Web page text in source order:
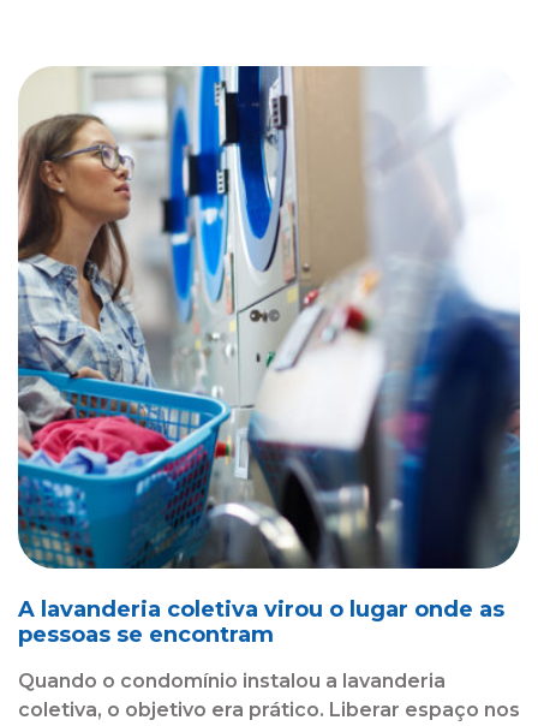
A lavanderia coletiva virou o lugar onde as
pessoas se encontram
Quando o condomínio instalou a lavanderia
coletiva, o objetivo era prático. Liberar espaço nos